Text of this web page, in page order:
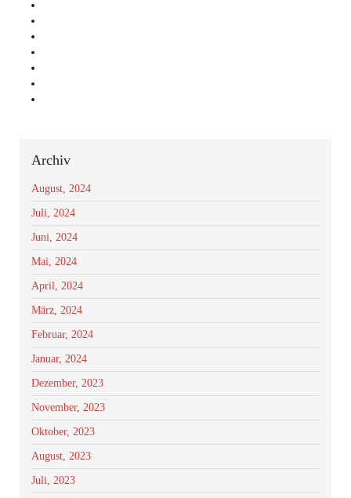
Archiv
August, 2024
Juli, 2024
Juni, 2024
Mai, 2024
April, 2024
März, 2024
Februar, 2024
Januar, 2024
Dezember, 2023
November, 2023
Oktober, 2023
August, 2023
Juli, 2023